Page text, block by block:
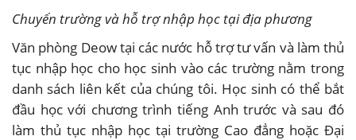
Chuyển trường và hỗ trợ nhập học tại địa phương
Văn phòng Deow tại các nước hỗ trợ tư vấn và làm thủ
tục nhập học cho học sinh vào các trường nằm trong
danh sách liên kết của chúng tôi. Học sinh có thể bắt
đầu học với chương trình tiếng Anh trước và sau đó
làm thủ tục nhập học tại trường Cao đẳng hoặc Đại